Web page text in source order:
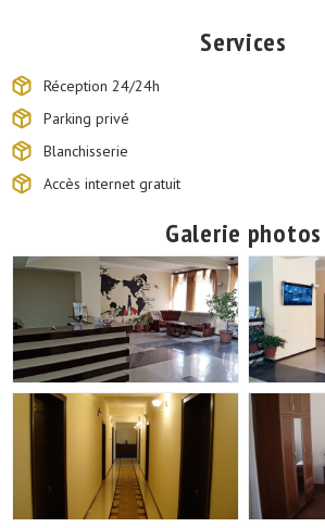
Services
Réception 24/24h
Parking privé
Blanchisserie
Accès internet gratuit
Galerie photos